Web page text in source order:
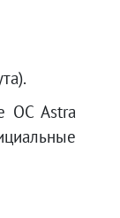
ОС Astra